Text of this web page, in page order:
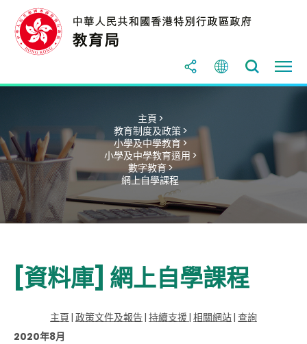
主頁 >
教育制度及政策 >
小學及中學教育 >
小學及中學教育適用 >
數字教育 >
網上自學課程
[資料庫] 網上自學課程
主頁 | 政策文件及報告| 持續支援| 相關網站| 查詢
2020年8月